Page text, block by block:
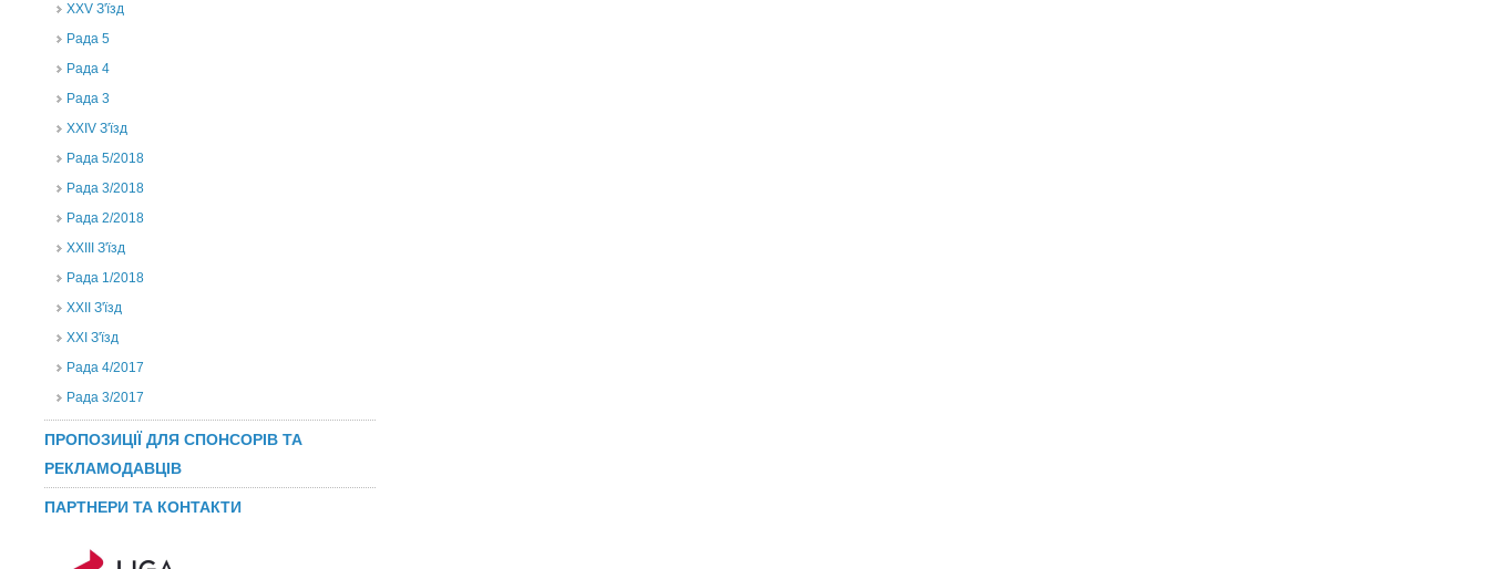
XXV З'їзд
Рада 5
Рада 4
Рада 3
ХХIV З'їзд
Рада 5/2018
Рада 3/2018
Рада 2/2018
XXIII З'їзд
Рада 1/2018
ХХІІ З'їзд
XXI З'їзд
Рада 4/2017
Рада 3/2017
ПРОПОЗИЦІЇ ДЛЯ СПОНСОРІВ ТА
РЕКЛАМОДАВЦІВ
ПАРТНЕРИ ТА КОНТАКТИ